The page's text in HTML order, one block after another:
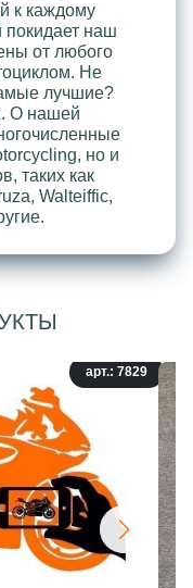
к каждому
покидает наш
от любого
Не
лучшие?
О нашей
но и
таких как
Walteiffic,
арт.: 7829